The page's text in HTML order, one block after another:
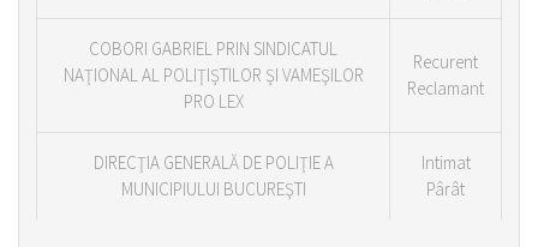
COBORI GABRIEL PRIN SINDICATUL
NAŢIONAL AL POLIŢIŞTILOR ŞI VAMEŞILOR
PRO LEX
Recurent
Reclamant
DIRECŢIA GENERALĂ DE POLIŢIE A
MUNICIPIULUI BUCUREŞTI
Intimat
Pârât